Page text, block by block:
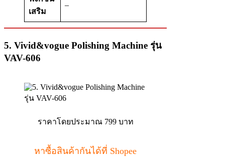
เสริม
–
5. Vivid&vogue Polishing Machine รุ่น
VAV-606
ราคาโดยประมาณ 799 บาท
หาซื้อสินค้ากันได้ที่ Shopee